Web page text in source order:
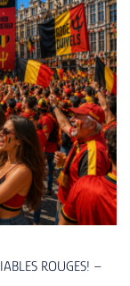
ROUGES! –